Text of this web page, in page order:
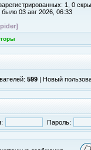
зарегистрированных: 1, 0
03 авг 2026, 06:33
599 | Новый
Пароль: